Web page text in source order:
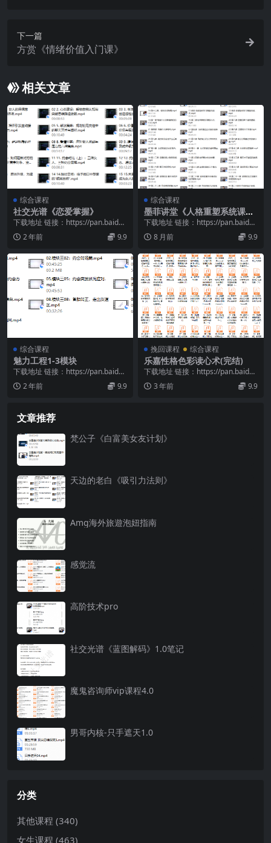
下一篇
方赏《情绪价值入门课》
相关文章
综合课程
社交光谱《恋爱掌握》
下载地址 链接：https://pan.baidu.
com/s/1moluPUn...
2 年前 9.9
综合课程
墨菲讲堂《人格重塑系统课》
（老版高能内核）
下载地址 链接：https://pan.baidu.
com/s/1q2cQh8q...
8 月前 9.9
综合课程
魅力工程1-3模块
下载地址 链接：https://pan.baidu.
com/s/1NisjgNb...
2 年前 9.9
挽回课程 综合课程
乐嘉性格色彩读心术(完结)
下载地址 链接：https://pan.baidu.
com/s/17bwRIqo...
3 年前 9.9
文章推荐
梵公子《白富美女友计划》
天边的老白《吸引力法则》
Amg海外旅遊泡妞指南
感觉流
高阶技术pro
社交光谱《蓝图解码》1.0笔记
魔鬼咨询师vip课程4.0
男哥内核-只手遮天1.0
分类
其他课程 (340)
女生课程 (463)